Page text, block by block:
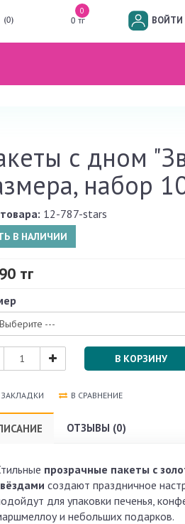
(0)
0
0 тг
ВОЙТИ
с дном
набор
12-787-stars
В НАЛИЧИИ
тг
---
В КОРЗИНУ
ЗАКЛАДКИ В СРАВНЕНИЕ
ОТЗЫВЫ (0)
прозрачные пакеты с
создают праздничное
для упаковки печенья,
и небольших подарков.